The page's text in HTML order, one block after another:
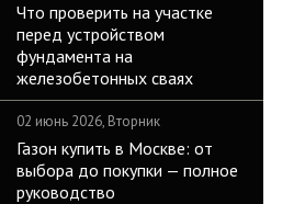
Что проверить на участке
перед устройством
фундамента на
железобетонных сваях
02 июнь 2026, Вторник
Газон купить в Москве: от
выбора до покупки — полное
руководство